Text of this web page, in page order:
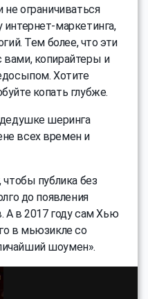
ограничиваться
маркетинга,
Тем более, что эти
копирайтеры и
Хотите
копать глубже.
шеринга
всех времен и
публика без
до появления
А в 2017 году сам Хью
в мьюзикле со
шоумен».